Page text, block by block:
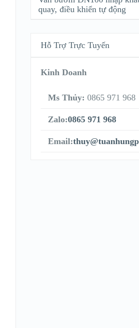
quay, điều khiển tự động
Hỗ Trợ Trực Tuyến
Kinh Doanh
Ms Thủy: 0865 971 968
Zalo:0865 971 968
Email: